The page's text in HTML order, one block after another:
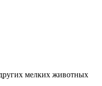
мелких животных